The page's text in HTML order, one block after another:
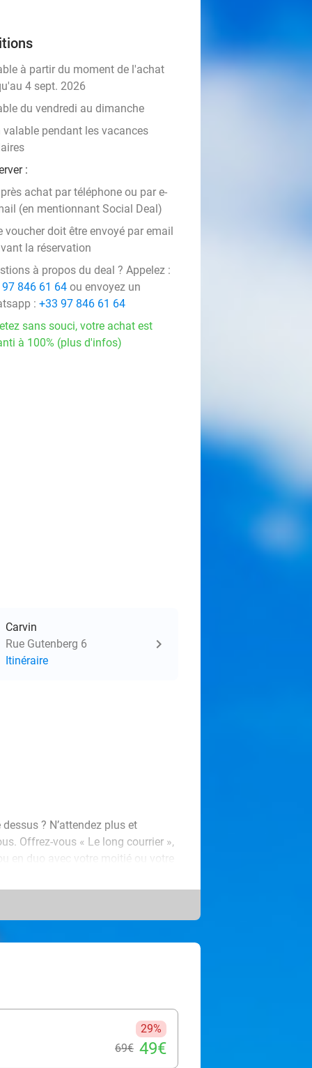
à partir du moment de l'achat
4 sept. 2026
du vendredi au dimanche
valable pendant les vacances
:
achat par téléphone ou par e-
(en mentionnant Social Deal)
voucher doit être envoyé par email
la réservation
à propos du deal ? Appelez :
846 61 64 ou envoyez un
: +33 97 846 61 64
sans souci, votre achat est
à 100% (plus d'infos)
Carvin
Rue Gutenberg 6
Itinéraire
? N’attendez plus et
Offrez-vous « Le long courrier »,
en duo avec votre moitié ou votre
et l'esprit, permettant de
une nouvelle énergie !
se rencontrent. Laissez-vous
sensoriel, au cœur d’un havre de
et esprit.
29%
69€ 49€